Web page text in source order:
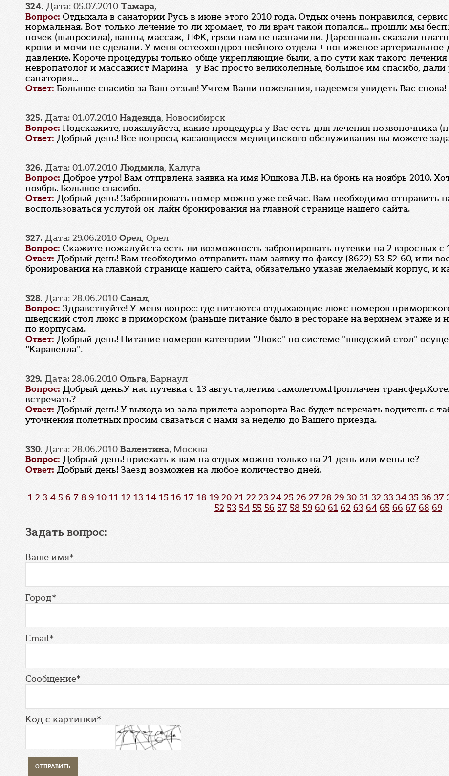
324. Дата: 05.07.2010 Тамара,
Вопрос: Отдыхала в санатории Русь в июне этого 2010 года. Отдых очень понравился,
нормальная. Вот только лечение то ли хромает, то ли врач такой попался... прошли мы
почек (выпросила), ванны, массаж, ЛФК, грязи нам не назначили. Дарсонваль сказали
крови и мочи не сделали. У меня остеохондроз шейного отдела + пониженое
давление. Короче процедуры только обще укрепляющие были, а по сути как такого
невропатолог и массажист Марина - у Вас просто великолепные, большое им спасибо,
санатория...
Ответ: Большое спасибо за Ваш отзыв! Учтем Ваши пожелания, надеемся увидеть Вас снова!
325. Дата: 01.07.2010 Надежда, Новосибирск
Вопрос: Подскажите, пожалуйста, какие процедуры у Вас есть для лечения позвоночника
Ответ: Добрый день! Все вопросы, касающиеся медицинского обслуживания вы можете
326. Дата: 01.07.2010 Людмила, Калуга
Вопрос: Доброе утро! Вам отпрвлена заявка на имя Юшкова Л.В. на бронь на ноябрь 2010.
ноябрь. Большое спасибо.
Ответ: Добрый день! Забронировать номер можно уже сейчас. Вам необходимо отправить
воспользоваться услугой он-лайн бронирования на главной странице нашего сайта.
327. Дата: 29.06.2010 Орел, Орёл
Вопрос: Скажите пожалуйста есть ли возможность забронировать путевки на 2 взрослых с
Ответ: Добрый день! Вам необходимо отправить нам заявку по факсу (8622) 53-52-60, или
бронирования на главной странице нашего сайта, обязательно указав желаемый корпус, и
328. Дата: 28.06.2010 Санал,
Вопрос: Здравствуйте! У меня вопрос: где питаются отдыхающие люкс номеров
шведский стол люкс в приморском (раньше питание было в ресторане на верхнем этаже и
по корпусам.
Ответ: Добрый день! Питание номеров категории "Люкс" по системе "шведский стол"
"Каравелла".
329. Дата: 28.06.2010 Ольга, Барнаул
Вопрос: Добрый день.У нас путевка с 13 августа,летим самолетом.Проплачен
встречать?
Ответ: Добрый день! У выхода из зала прилета аэропорта Вас будет встречать водитель с
уточнения полетных просим связаться с нами за неделю до Вашего приезда.
330. Дата: 28.06.2010 Валентина, Москва
Вопрос: Добрый день! приехать к вам на отдых можно только на 21 день или меньше?
Ответ: Добрый день! Заезд возможен на любое количество дней.
1 2 3 4 5 6 7 8 9 10 11 12 13 14 15 16 17 18 19 20 21 22 23 24 25 26 27 28 29 30 31 32 33 34 35 36 37
52 53 54 55 56 57 58 59 60 61 62 63 64 65 66 67 68 69
Задать вопрос:
Ваше имя*
Город*
Email*
Сообщение*
Код с картинки*